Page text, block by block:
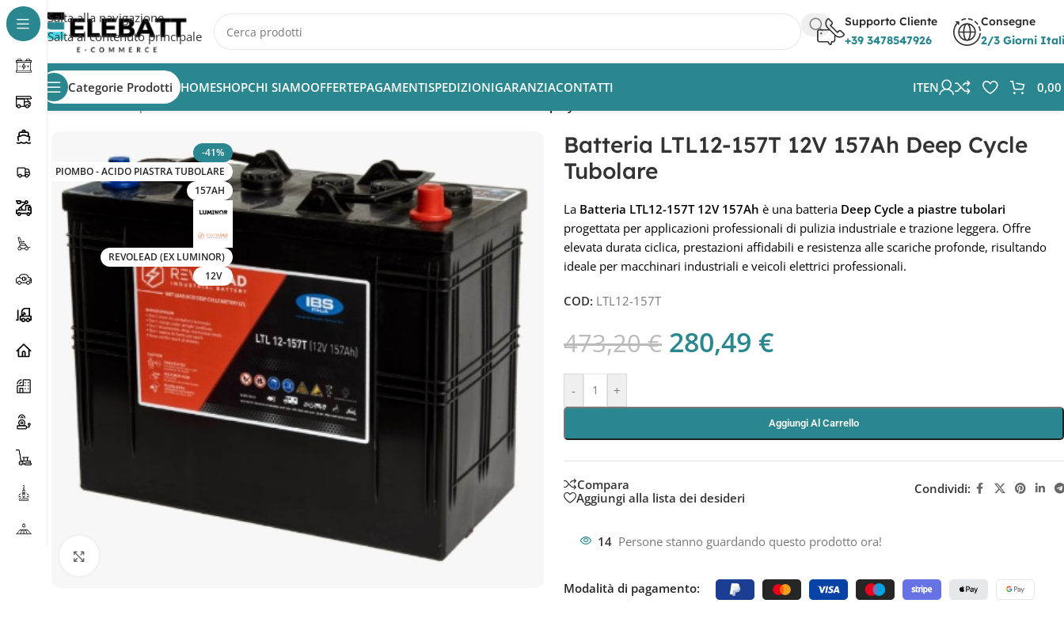
Salta alla navigazione
Salta al contenuto principale
Supporto Cliente
+39 3478547926
Consegne
2/3 Giorni
Categorie Prodotti HOMESHOPCHI SIAMOOFFERTEPAGAMENTISPEDIZIONIGARANZIACONTATTI ITEN
0,00
Home/Batterie per Veicoli Elettrici
-41%
PIOMBO - ACIDO PIASTRA TUBOLARE
157AH
REVOLEAD (EX LUMINOR)
12V
Batteria LTL12-157T 12V 157Ah Deep Cycle
Tubolare
La Batteria LTL12-157T 12V 157Ah è una batteria Deep Cycle a piastre tubolari
progettata per applicazioni professionali di pulizia industriale e trazione leggera. Offre
elevata durata ciclica, prestazioni affidabili e resistenza alle scariche profonde, risultando
ideale per macchinari industriali e veicoli elettrici professionali.
COD: LTL12-157T
473,20€ 280,49 €
- +
Aggiungi Al Carrello
Compara
Aggiungi alla lista dei desideri
Condividi:
14 Persone stanno guardando questo prodotto ora!
Modalità di pagamento: